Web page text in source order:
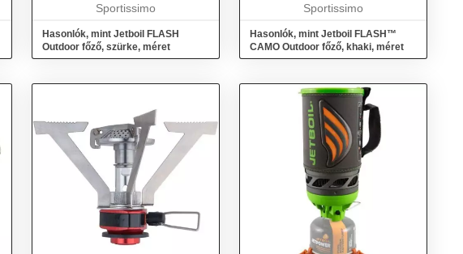
horgászat, autós és motoros
Sportissimo
Hasonlók, mint Jetboil FLASH
Outdoor főző, szürke, méret
túrázás, kerékpározás,
Sportissimo
Hasonlók, mint Jetboil FLASH™
CAMO Outdoor főző, khaki, méret